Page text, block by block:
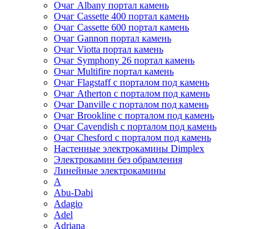
Очаг Albany портал камень
Очаг Cassette 400 портал камень
Очаг Cassette 600 портал камень
Очаг Gannon портал камень
Очаг Viotta портал камень
Очаг Symphony 26 портал камень
Очаг Multifire портал камень
Очаг Flagstaff с порталом под камень
Очаг Atherton с порталом под камень
Очаг Danville с порталом под камень
Очаг Brookline с порталом под камень
Очаг Cavendish с порталом под камень
Очаг Chesford с порталом под камень
Настенные электрокамины Dimplex
Электрокамин без обрамления
Линейные электрокамины
A
Abu-Dabi
Adagio
Adel
Adriana